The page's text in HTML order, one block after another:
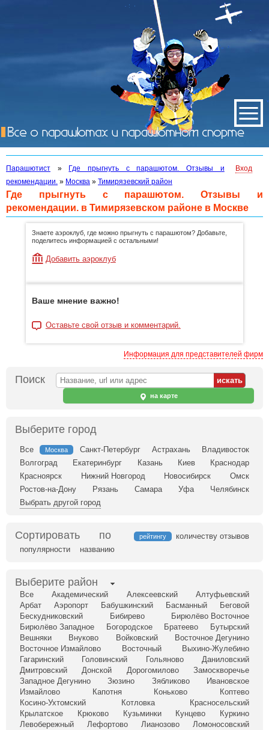
Парашютист »
Где прыгнуть с парашютом. Отзывы и
рекомендации. » Москва » Тимирязевский район
Вход
Где прыгнуть с парашютом. Отзывы и
рекомендации. в Тимирязевском районе в Москве
Знаете аэроклуб, где можно прыгнуть с парашютом? Добавьте,
поделитесь информацией с остальными!
Добавить аэроклуб
Ваше мнение важно!
Оставьте свой отзыв и комментарий.
Информация для представителей фирм
Поиск
на карте
Выберите город
Все Москва Санкт-Петербург Астрахань
Владивосток
Волгоград
Екатеринбург Казань Киев
Краснодар
Красноярск
Нижний Новгород Новосибирск
Омск
Ростов-на-Дону
Рязань Самара Уфа
Челябинск
Выбрать другой город
Сортировать по рейтингу
количеству отзывов
популярности
названию
Выберите район
Все Академический Алексеевский
Алтуфьевский
Арбат
Аэропорт Бабушкинский Басманный
Беговой
Бескудниковский
Бибирево
Бирюлёво Восточное
Бирюлёво Западное
Богородское Братеево
Бутырский
Вешняки
Внуково Войковский
Восточное Дегунино
Восточное Измайлово
Восточный
Выхино-Жулебино
Гагаринский
Головинский Гольяново
Даниловский
Дмитровский
Донской Дорогомилово
Замоскворечье
Западное Дегунино
Зюзино Зябликово
Ивановское
Измайлово
Капотня Коньково
Коптево
Косино-Ухтомский
Котловка
Красносельский
Крылатское
Крюково Кузьминки Кунцево
Куркино
Левобережный
Лефортово Лианозово
Ломоносовский